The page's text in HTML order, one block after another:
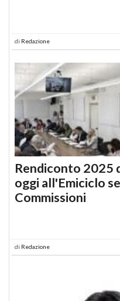
di Redazione
Rendiconto 2025
oggi all'Emiciclo
Commissioni
di Redazione